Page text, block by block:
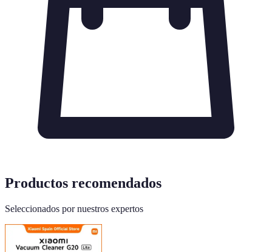
Productos recomendados
Seleccionados por nuestros expertos